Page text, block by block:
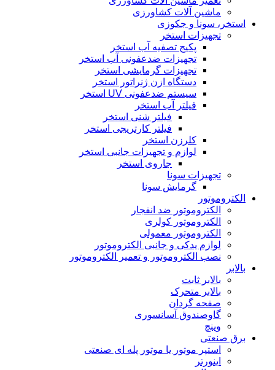
ماشین آلات کشاورزی
استخر، سونا و جکوزی
تجهیزات استخر
پکیج تصفیه آب استخر
تجهیزات ضدعفونی آب استخر
تجهیزات گرمایشی استخر
دستگاه ازن ژنراتور استخر
سیستم ضدعفونی UV استخر
فیلتر آب استخر
فیلتر شنی استخر
فیلتر کارتریجی استخر
کلرزن استخر
لوازم و تجهیزات جانبی استخر
جاروی استخر
تجهیزات سونا
گرمایش سونا
الکتروموتور
الکتروموتور ضد انفجار
الکتروموتور کولری
الکتروموتور معمولی
لوازم یدکی و جانبی الکتروموتور
نصب الکتروموتور و تعمیر الکتروموتور
بالابر
بالابر ثابت
بالابر متحرک
صفحه گردان
گاوصندوق آسانسوری
وینچ
برق صنعتی
استپر موتور یا موتور پله ای صنعتی
اینورتر